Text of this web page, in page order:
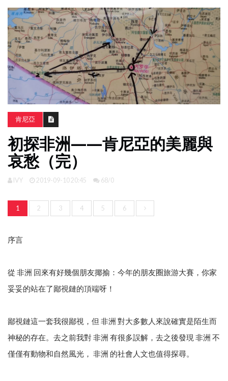
島
遊
東
南
亞
日
韓
旅
遊
攻
略
照
換
臉
肯尼亞
初探非洲——肯尼亞的美麗與
哀愁（完）
IVY 2019-09-10 20:45 68/0
1 2 3 4 5 6
序言
從 非洲 回來有好幾個朋友揶揄：今年的朋友圈旅游大賽，你家
妥妥的站在了鄙視鏈的頂端呀！
鄙視鏈這一套我很鄙視，但 非洲 對大多數人來說確實是陌生而
神秘的存在。去之前我對 非洲 有很多誤解，去之後發現 非洲 不
僅僅有動物和自然風光， 非洲 的社會人文也值得探尋。